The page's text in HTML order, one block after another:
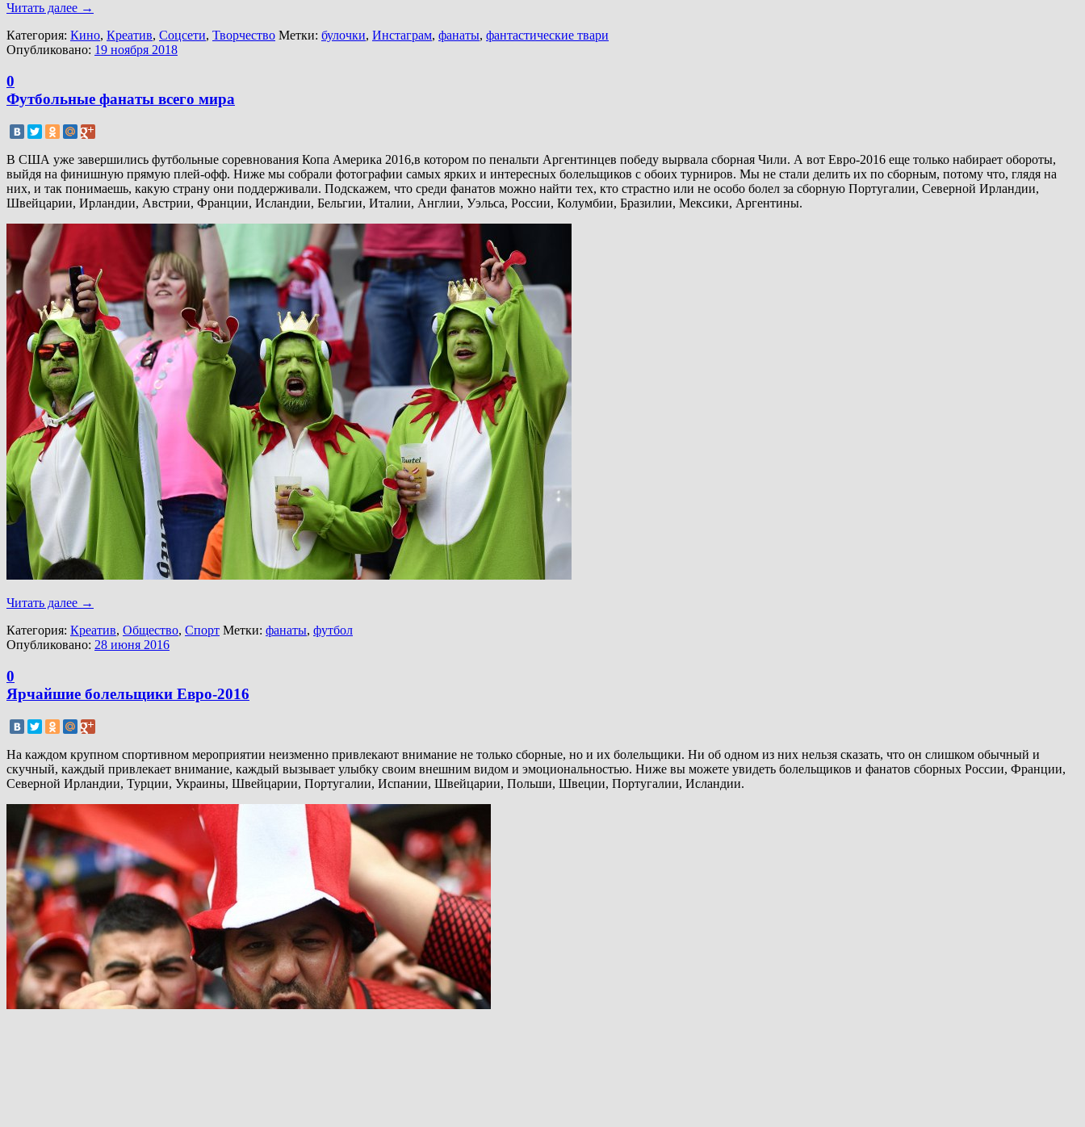
Читать далее →
Категория: Кино, Креатив, Соцсети, Творчество Метки: булочки, Инстаграм, фанаты, фантастические твари
Опубликовано: 19 ноября 2018
0
Футбольные фанаты всего мира
В США уже завершились футбольные соревнования Копа Америка 2016,в котором по пенальти Аргентинцев победу вырвала сборная Чили. А вот Евро-2016 еще только набирает обороты,
выйдя на финишную прямую плей-офф. Ниже мы собрали фотографии самых ярких и интересных болельщиков с обоих турниров. Мы не стали делить их по сборным, потому что, глядя на
них, и так понимаешь, какую страну они поддерживали. Подскажем, что среди фанатов можно найти тех, кто страстно или не особо болел за сборную Португалии, Северной Ирландии,
Швейцарии, Ирландии, Австрии, Франции, Исландии, Бельгии, Италии, Англии, Уэльса, России, Колумбии, Бразилии, Мексики, Аргентины.
Читать далее →
Категория: Креатив, Общество, Спорт Метки: фанаты, футбол
Опубликовано: 28 июня 2016
0
Ярчайшие болельщики Евро-2016
На каждом крупном спортивном мероприятии неизменно привлекают внимание не только сборные, но и их болельщики. Ни об одном из них нельзя сказать, что он слишком обычный и
скучный, каждый привлекает внимание, каждый вызывает улыбку своим внешним видом и эмоциональностью. Ниже вы можете увидеть болельщиков и фанатов сборных России, Франции,
Северной Ирландии, Турции, Украины, Швейцарии, Португалии, Испании, Швейцарии, Польши, Швеции, Португалии, Исландии.